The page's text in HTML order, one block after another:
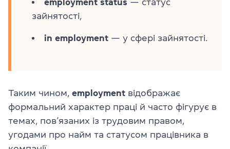
employment status — статус
зайнятості,
in employment — у сфері зайнятості.
Таким чином, employment відображає
формальний характер праці й часто фігурує в
темах, пов’язаних із трудовим правом,
угодами про найм та статусом працівника в